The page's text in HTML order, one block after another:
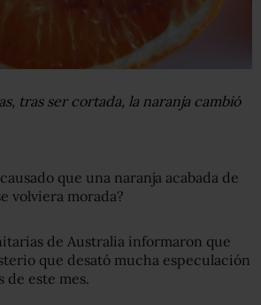
tras ser cortada, la naranja cambió
que una naranja acabada de
volviera morada?
de Australia informaron que
que desató mucha especulación
de este mes.